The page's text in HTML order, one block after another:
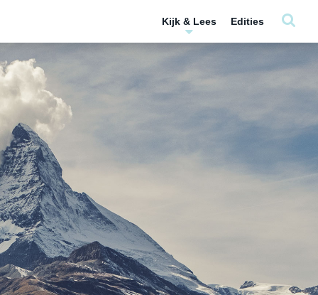
Kijk & Lees Edities